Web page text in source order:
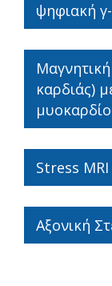
ψηφιακή
καρδιάς)
Stress MRI
Αξονική